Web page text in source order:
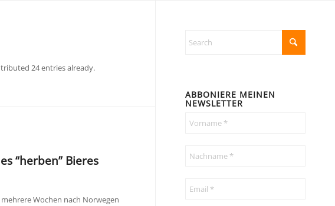
24 entries already.
“herben” Bieres
Wochen nach Norwegen
ABBONIERE MEINEN
NEWSLETTER